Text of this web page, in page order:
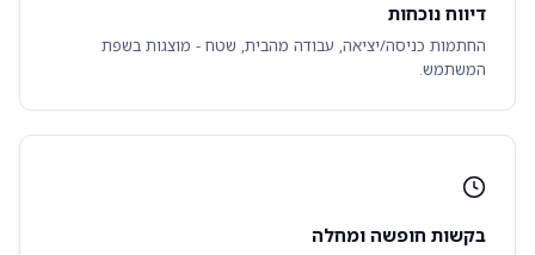
דיווח נוכחות
החתמות כניסה/יציאה, עבודה מהבית, שטח - מוצגות בשפת
המשתמש.
בקשות חופשה ומחלה